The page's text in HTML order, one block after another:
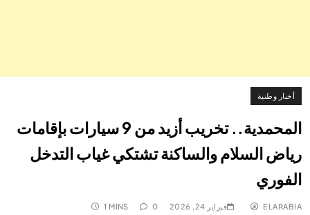
أخبار وطنية
المحمدية.. تخريب أزيد من 9 سيارات بإقامات
رياض السلام والساكنة تشتكي غياب التدخل
الفوري
ELARABIA فبراير 24, 2026 0
1 MINS